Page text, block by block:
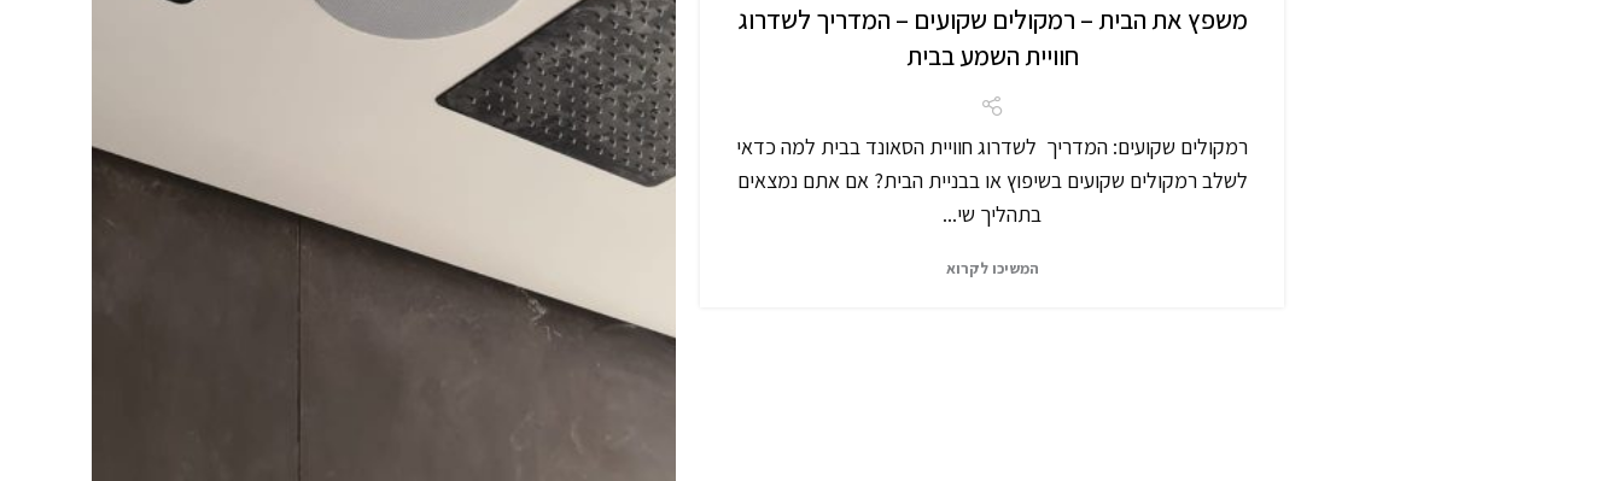
משפץ את הבית – רמקולים שקועים – המדריך לשדרוג
חוויית השמע בבית
רמקולים שקועים: המדריך לשדרוג חוויית הסאונד בבית למה כדאי
לשלב רמקולים שקועים בשיפוץ או בבניית הבית? אם אתם נמצאים
בתהליך שי...
המשיכו לקרוא